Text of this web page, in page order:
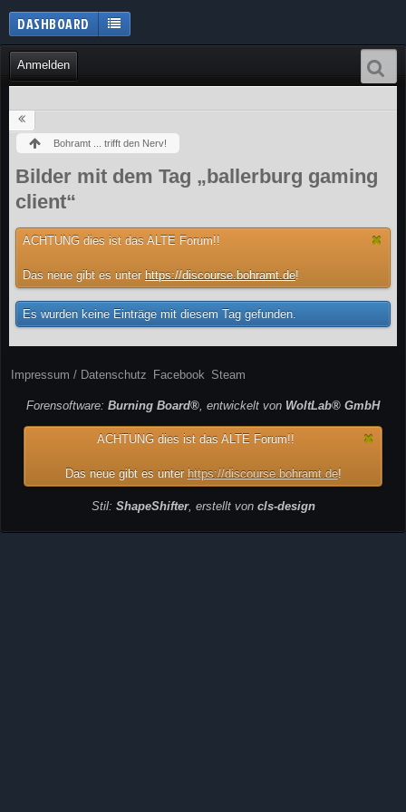
Anmelden
DASHBOARD
Bohramt ... trifft den Nerv!
Bilder mit dem Tag „ballerburg gaming
client“
ACHTUNG dies ist das ALTE Forum!!
Das neue gibt es unter https://discourse.bohramt.de!
Es wurden keine Einträge mit diesem Tag gefunden.
Impressum / Datenschutz Facebook Steam
Forensoftware: Burning Board®, entwickelt von WoltLab® GmbH
ACHTUNG dies ist das ALTE Forum!!
Das neue gibt es unter https://discourse.bohramt.de!
Stil: ShapeShifter, erstellt von cls-design